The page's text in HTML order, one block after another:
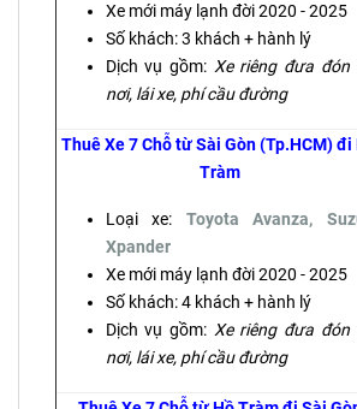
Xe mới máy lạnh đời 2020 - 2025
Số khách: 3 khách + hành lý
Dịch vụ gồm: Xe riêng đưa đón
nơi, lái xe, phí cầu đường
Thuê Xe 7 Chỗ từ Sài Gòn (Tp.HCM) đi
Tràm
Loại xe: Toyota Avanza,
Xpander
Xe mới máy lạnh đời 2020 - 2025
Số khách: 4 khách + hành lý
Dịch vụ gồm: Xe riêng đưa đón
nơi, lái xe, phí cầu đường